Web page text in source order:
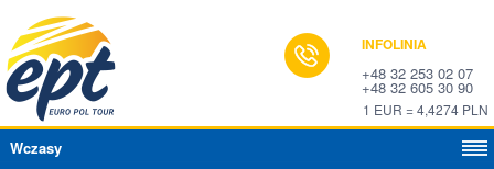
INFOLINIA
+48 32 253 02 07
+48 32 605 30 90
1 EUR = 4,4274 PLN
Wczasy